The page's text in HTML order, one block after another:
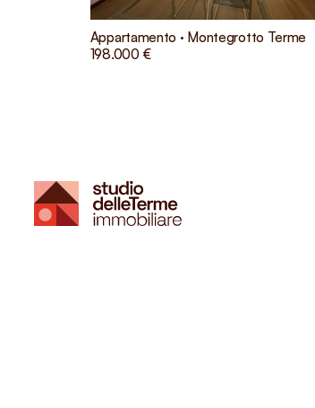
Appartamento · Montegrotto Terme
198.000 €